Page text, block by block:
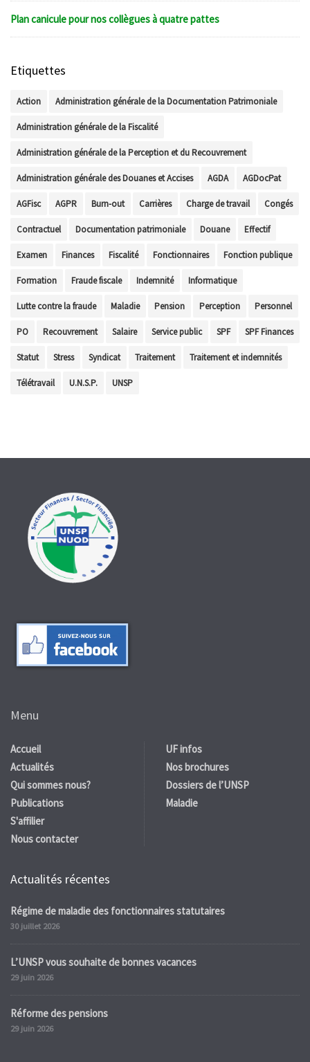
Plan canicule pour nos collègues à quatre pattes
Etiquettes
Action Administration générale de la Documentation Patrimoniale
Administration générale de la Fiscalité
Administration générale de la Perception et du Recouvrement
Administration générale des Douanes et Accises AGDA AGDocPat
AGFisc AGPR Burn-out Carrières Charge de travail Congés
Contractuel Documentation patrimoniale Douane Effectif
Examen Finances Fiscalité Fonctionnaires Fonction publique
Formation Fraude fiscale Indemnité Informatique
Lutte contre la fraude Maladie Pension Perception Personnel
PO Recouvrement Salaire Service public SPF SPF Finances
Statut Stress Syndicat Traitement Traitement et indemnités
Télétravail U.N.S.P. UNSP
Menu
Accueil
Actualités
Qui sommes nous?
Publications
S'affilier
Nous contacter
UF infos
Nos brochures
Dossiers de l’UNSP
Maladie
Actualités récentes
Régime de maladie des fonctionnaires statutaires
30 juillet 2026
L’UNSP vous souhaite de bonnes vacances
29 juin 2026
Réforme des pensions
29 juin 2026